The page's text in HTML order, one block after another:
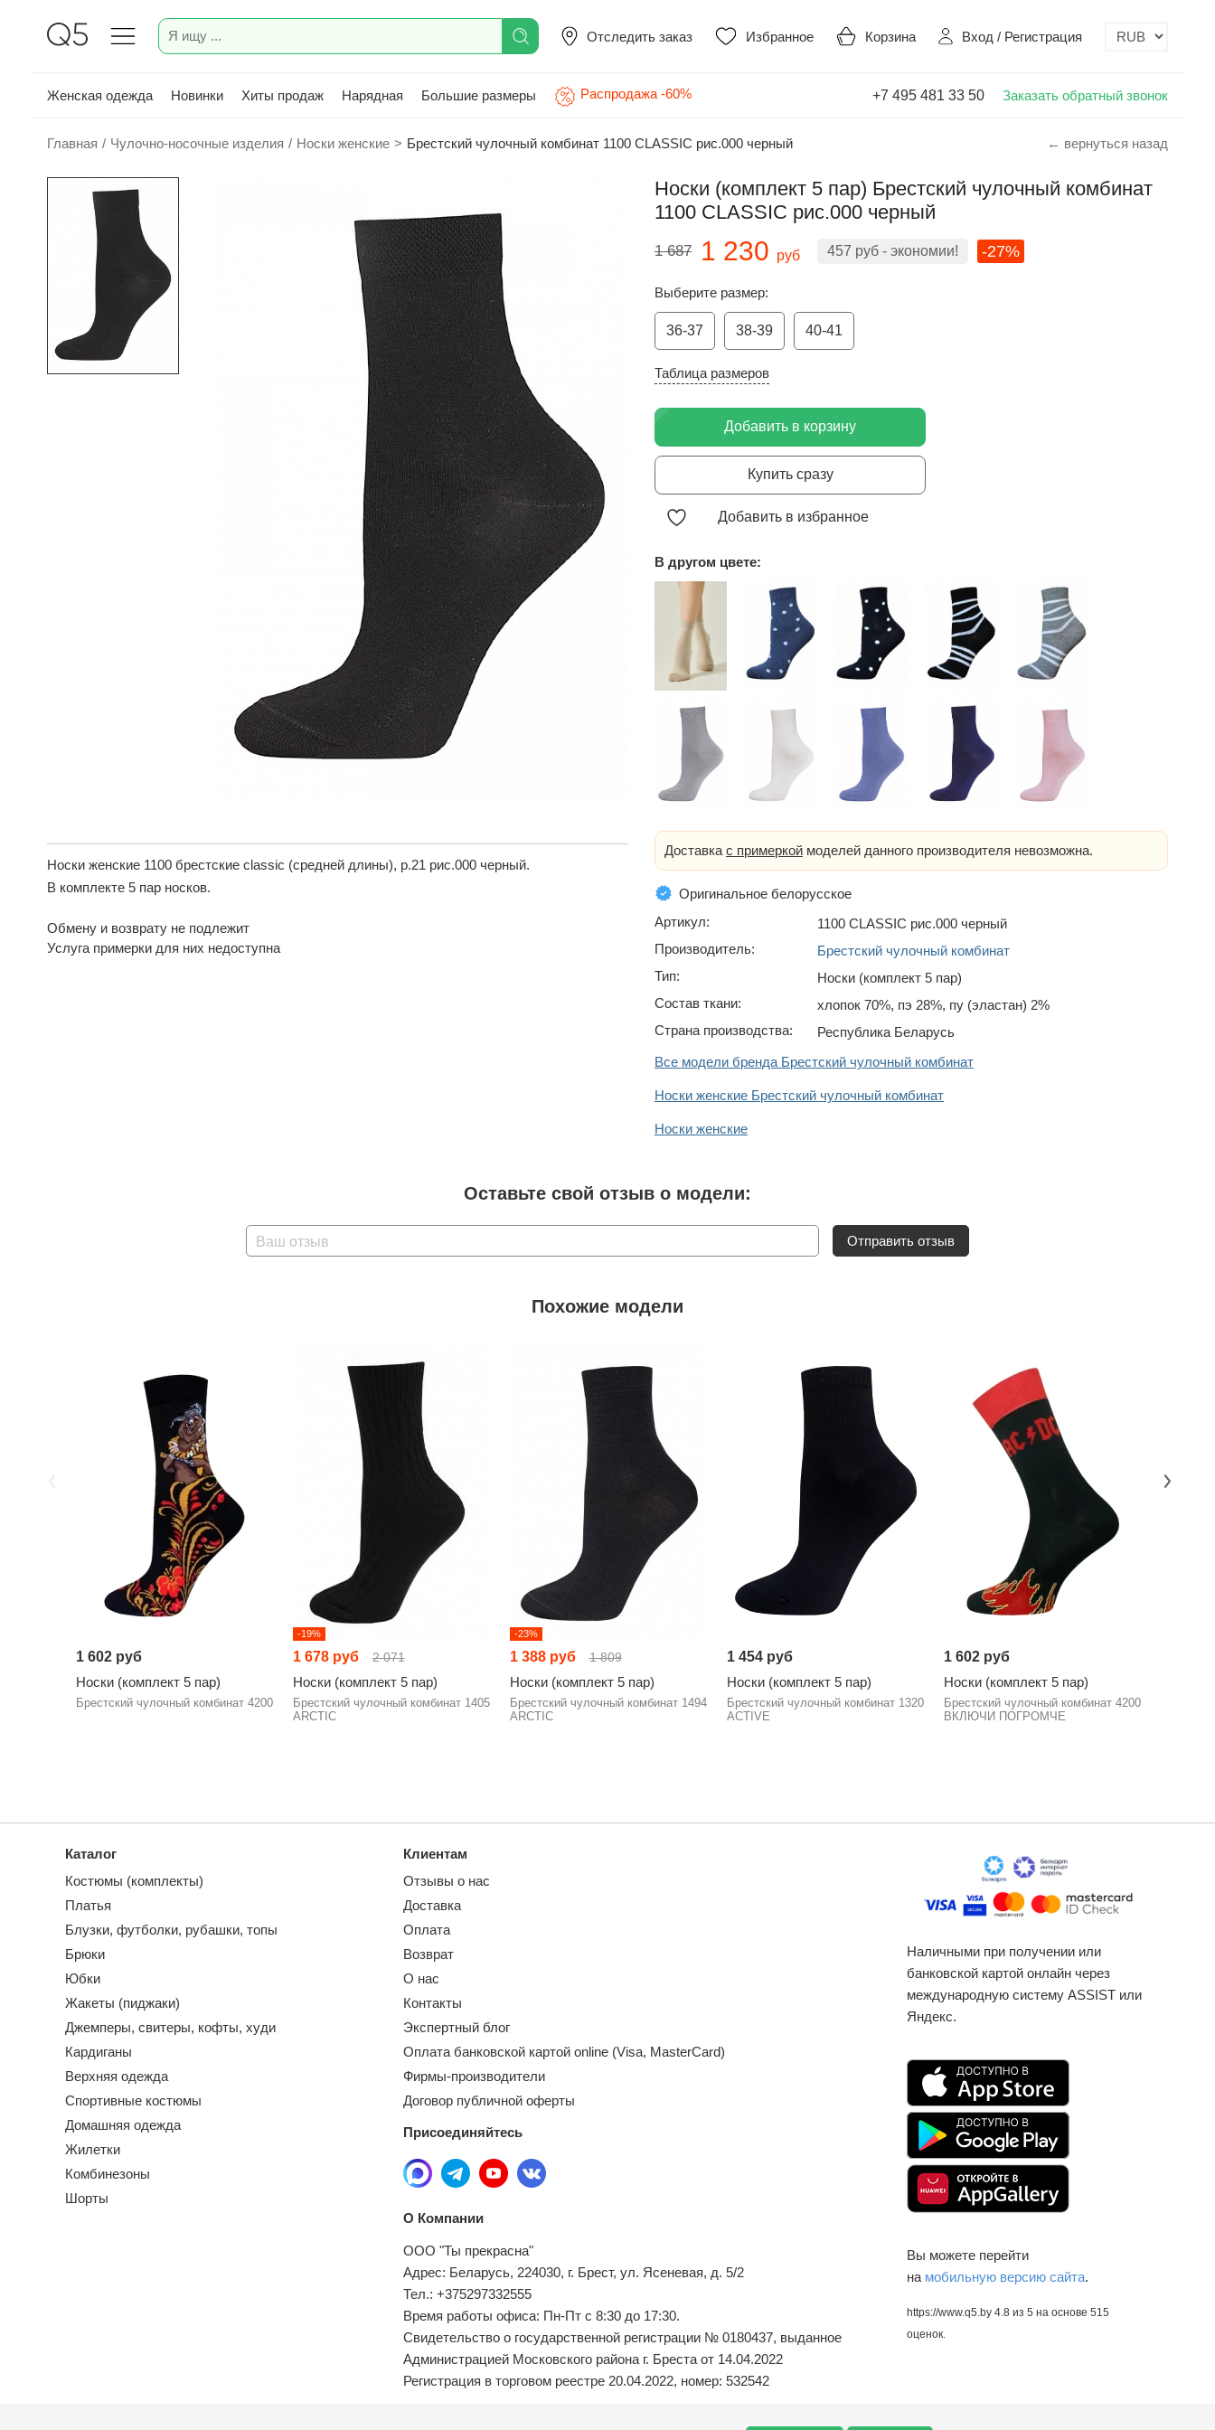
Отследить заказ Избранное Корзина Вход / Регистрация
Женская одежда Новинки Хиты продаж Нарядная Большие размеры Распродажа -60% +7 495 481 33 50 Заказать обратный звонок
Главная / Чулочно-носочные изделия / Носки женские > Брестский чулочный комбинат 1100 CLASSIC рис.000 черный ← вернуться назад
Носки женские 1100 брестские classic (средней длины), р.21 рис.000 черный.
В комплекте 5 пар носков.
Обмену и возврату не подлежит
Услуга примерки для них недоступна
Носки (комплект 5 пар) Брестский чулочный комбинат
1100 CLASSIC рис.000 черный
1 687 1 230 руб 457 руб - экономии! -27%
Выберите размер:
36-37 38-39 40-41
Таблица размеров
Добавить в корзину
Купить сразу
Добавить в избранное
В другом цвете:
Доставка с примеркой моделей данного производителя невозможна.
Оригинальное белорусское
Артикул:
1100 CLASSIC рис.000 черный
Производитель:
Брестский чулочный комбинат
Тип:
Носки (комплект 5 пар)
Состав ткани:
хлопок 70%, пэ 28%, пу (эластан) 2%
Страна производства:
Республика Беларусь
Все модели бренда Брестский чулочный комбинат
Носки женские Брестский чулочный комбинат
Носки женские
Оставьте свой отзыв о модели:
Ваш отзыв Отправить отзыв
Похожие модели
1 602 руб
Носки (комплект 5 пар)
Брестский чулочный комбинат 4200
-19%
1 678 руб 2 071
Носки (комплект 5 пар)
Брестский чулочный комбинат 1405
ARCTIC
-23%
1 388 руб 1 809
Носки (комплект 5 пар)
Брестский чулочный комбинат 1494
ARCTIC
1 454 руб
Носки (комплект 5 пар)
Брестский чулочный комбинат 1320
ACTIVE
1 602 руб
Носки (комплект 5 пар)
Брестский чулочный комбинат 4200
ВКЛЮЧИ ПОГРОМЧЕ
Каталог
Костюмы (комплекты)
Платья
Блузки, футболки, рубашки, топы
Брюки
Юбки
Жакеты (пиджаки)
Джемперы, свитеры, кофты, худи
Кардиганы
Верхняя одежда
Спортивные костюмы
Домашняя одежда
Жилетки
Комбинезоны
Шорты
Клиентам
Отзывы о нас
Доставка
Оплата
Возврат
О нас
Контакты
Экспертный блог
Оплата банковской картой online (Visa, MasterCard)
Фирмы-производители
Договор публичной оферты
Присоединяйтесь
О Компании
ООО "Ты прекрасна"
Адрес: Беларусь, 224030, г. Брест, ул. Ясеневая, д. 5/2
Тел.: +375297332555
Время работы офиса: Пн-Пт с 8:30 до 17:30.
Свидетельство о государственной регистрации № 0180437, выданное
Администрацией Московского района г. Бреста от 14.04.2022
Регистрация в торговом реестре 20.04.2022, номер: 532542
Местный исполнительный орган по обращениям покупателей:
Наличными при получении или
банковской картой онлайн через
международную систему ASSIST или
Яндекс.
Вы можете перейти
на мобильную версию сайта.
https://www.q5.by 4.8 из 5 на основе 515
оценок.